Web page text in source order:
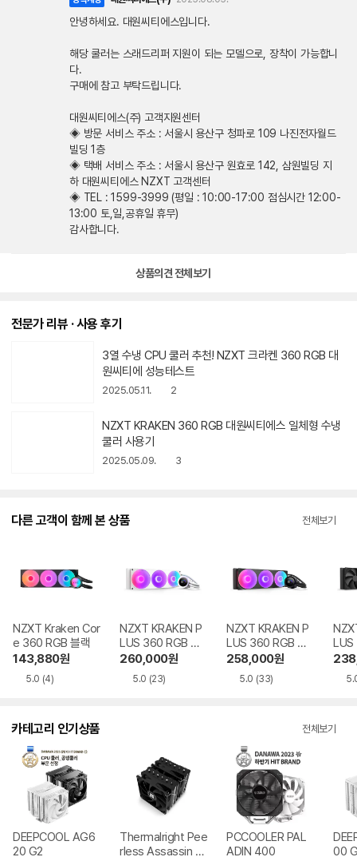
안녕하세요. 대원씨티에스입니다.
해당 쿨러는 스래드리퍼 지원이 되는 모델으로, 장착이 가능합니
다.
구매에 참고 부탁드립니다.
대원씨티에스(주) 고객지원센터
◈ 방문 서비스 주소 : 서울시 용산구 청파로 109 나진전자월드
빌딩 1층
◈ 택배 서비스 주소 : 서울시 용산구 원효로 142, 삼원빌딩 지
하 대원씨티에스 NZXT 고객센터
◈ TEL : 1599-3999 (평일 : 10:00-17:00 점심시간 12:00-
13:00 토,일,공휴일 휴무)
감사합니다.
상품의견 전체보기
전문가 리뷰 · 사용 후기
3열 수냉 CPU 쿨러 추천! NZXT 크
라켄 360 RGB 대원씨티에 성능테스
에스 일체형 수냉쿨러 사용기
143,880원
5.0 (4)
이트
260,000원
5.0 (23)
랙
258,000원
5.0 (33)
DEEPCOOL AG6
20 G2
38,450원
Thermalright Pee
0 SE 서린
36,400원
PCCOOLER PAL
ADIN 400
27,970원